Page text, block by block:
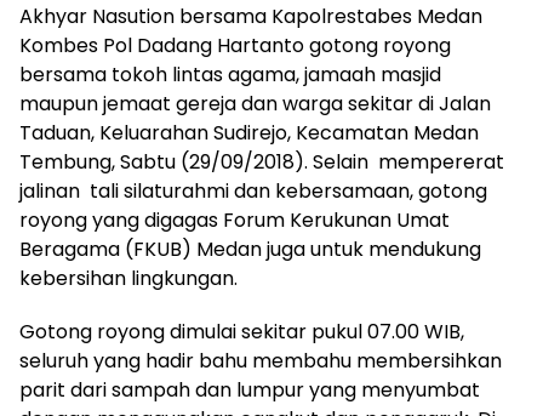
Akhyar Nasution bersama Kapolrestabes Medan
Kombes Pol Dadang Hartanto gotong royong
bersama tokoh lintas agama, jamaah masjid
maupun jemaat gereja dan warga sekitar di Jalan
Taduan, Keluarahan Sudirejo, Kecamatan Medan
Tembung, Sabtu (29/09/2018). Selain mempererat
jalinan tali silaturahmi dan kebersamaan, gotong
royong yang digagas Forum Kerukunan Umat
Beragama (FKUB) Medan juga untuk mendukung
kebersihan lingkungan.
Gotong royong dimulai sekitar pukul 07.00 WIB,
seluruh yang hadir bahu membahu membersihkan
parit dari sampah dan lumpur yang menyumbat